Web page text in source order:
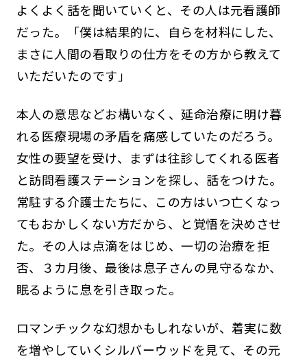
よくよく話を聞いていくと、その人は元看護師
だった。「僕は結果的に、自らを材料にした、
まさに人間の看取りの仕方をその方から教えて
いただいたのです」
本人の意思などお構いなく、延命治療に明け暮
れる医療現場の矛盾を痛感していたのだろう。
女性の要望を受け、まずは往診してくれる医者
と訪問看護ステーションを探し、話をつけた。
常駐する介護士たちに、この方はいつ亡くなっ
てもおかしくない方だから、と覚悟を決めさせ
た。その人は点滴をはじめ、一切の治療を拒
否、３カ月後、最後は息子さんの見守るなか、
眠るように息を引き取った。
ロマンチックな幻想かもしれないが、着実に数
を増やしていくシルバーウッドを見て、その元